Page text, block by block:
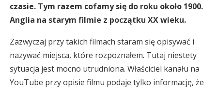
czasie. Tym razem cofamy się do roku około 1900.
Anglia na starym filmie z początku XX wieku.
Zazwyczaj przy takich filmach staram się opisywać i
nazywać miejsca, które rozpoznałem. Tutaj niestety
sytuacja jest mocno utrudniona. Właściciel kanału na
YouTube przy opisie filmu podaje tylko informację, że